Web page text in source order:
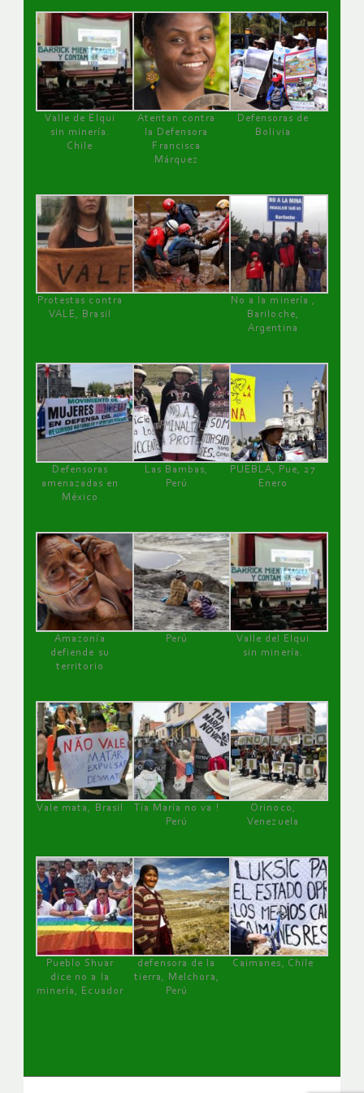
Valle de Elqui
sin minería.
Chile
Atentan contra
la Defensora
Francisca
Márquez
Defensoras de
Bolivia
Protestas contra
VALE, Brasil
No a la minería ,
Bariloche,
Argentina
Defensoras
amenazadas en
México
Las Bambas,
Perú
PUEBLA, Pue, 27
Enero
Amazonía
defiende su
territorio
Perú
Valle del Elqui
sin minería.
Vale mata, Brasil
Tía María no va !
Perú
Orinoco,
Venezuela
Pueblo Shuar
dice no a la
minería, Ecuador
defensora de la
tierra, Melchora,
Perú
Caimanes, Chile